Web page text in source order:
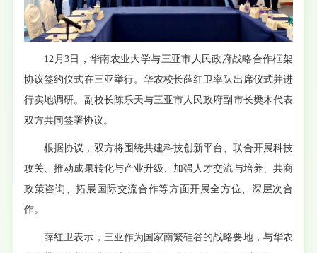
12月3日，华南农业大学与三亚市人民政府战略合作框架
协议签约仪式在三亚举行。华农校长薛红卫率队出席仪式并进
行实地调研。副校长陈乐天与三亚市人民政府副市长樊木代表
双方共同签署协议。
根据协议，双方将围绕共建科技创新平台、联合开展科技
攻关、推动成果转化与产业升级、加强人才交流与培养、共商
政策咨询、拓展国际交流合作等方面开展全方位、深层次合
作。
薛红卫表示，三亚作为国家南繁硅谷的战略要地，与华农